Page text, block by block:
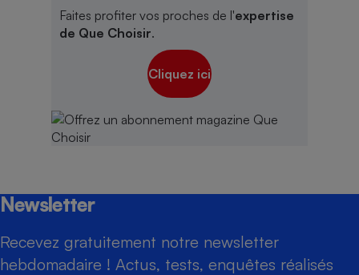
Faites profiter vos proches de l'expertise
de Que Choisir.
Cliquez ici
Newsletter
Recevez gratuitement notre newsletter
hebdomadaire ! Actus, tests, enquêtes réalisés